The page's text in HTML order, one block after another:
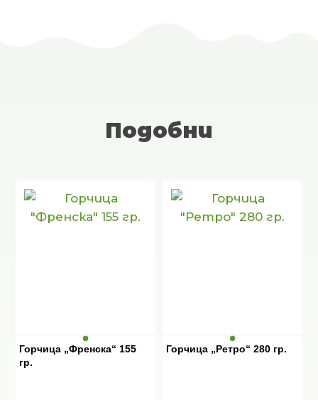
Подобни
Горчица „Френска“ 155
гр.
Горчица „Ретро“ 280 гр.